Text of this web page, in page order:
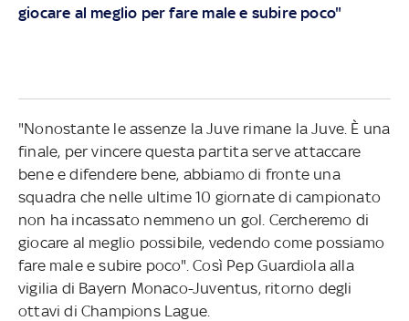
giocare al meglio per fare male e subire poco"
"Nonostante le assenze la Juve rimane la Juve. È una
finale, per vincere questa partita serve attaccare
bene e difendere bene, abbiamo di fronte una
squadra che nelle ultime 10 giornate di campionato
non ha incassato nemmeno un gol. Cercheremo di
giocare al meglio possibile, vedendo come possiamo
fare male e subire poco". Così Pep Guardiola alla
vigilia di Bayern Monaco-Juventus, ritorno degli
ottavi di Champions Lague.